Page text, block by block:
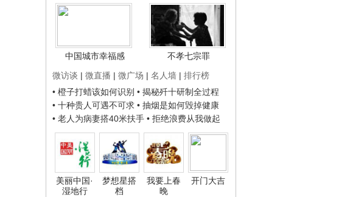
中国城市幸福感
不孝七宗罪
微访谈 | 微直播 | 微广场 | 名人墙 | 排行榜
• 橙子打蜡该如何识别 • 揭秘歼十研制全过程
• 十种贵人可遇不可求 • 抽烟是如何毁掉健康
• 老人为病妻搭40米扶手 • 拒绝浪费从我做起
美丽中国·
湿地行
梦想星搭
档
我要上春
晚
开门大吉